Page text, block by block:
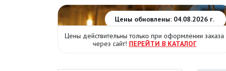
Цены обновлены: 04.08.2026 г.
Цены действительны только при оформлении заказа
через сайт! ПЕРЕЙТИ В КАТАЛОГ